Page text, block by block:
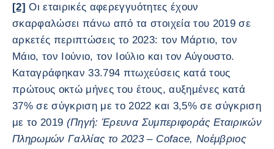
[2] Οι εταιρικές αφερεγγυότητες έχουν
σκαρφαλώσει πάνω από τα στοιχεία του 2019 σε
αρκετές περιπτώσεις το 2023: τον Μάρτιο, τον
Μάιο, τον Ιούνιο, τον Ιούλιο και τον Αύγουστο.
Καταγράφηκαν 33.794 πτωχεύσεις κατά τους
πρώτους οκτώ μήνες του έτους, αυξημένες κατά
37% σε σύγκριση με το 2022 και 3,5% σε σύγκριση
με το 2019 (Πηγή: Έρευνα Συμπεριφοράς Εταιρικών
Πληρωμών Γαλλίας το 2023 – Coface, Νοέμβριος